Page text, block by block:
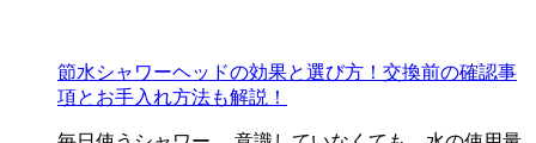
節水シャワーヘッドの効果と選び方！交換前の確認事
項とお手入れ方法も解説！